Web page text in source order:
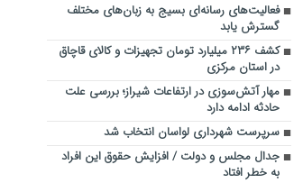
فعالیت‌های رسانه‌ای بسیج به زبان‌های مختلف
گسترش یابد
کشف ۲۳۶ میلیارد تومان تجهیزات و کالای قاچاق
در استان مرکزی
مهار آتش‌سوزی در ارتفاعات شیراز؛ بررسی علت
حادثه ادامه دارد
سرپرست شهرداری لواسان انتخاب شد
جدال مجلس و دولت / افزایش حقوق این افراد
به خطر افتاد